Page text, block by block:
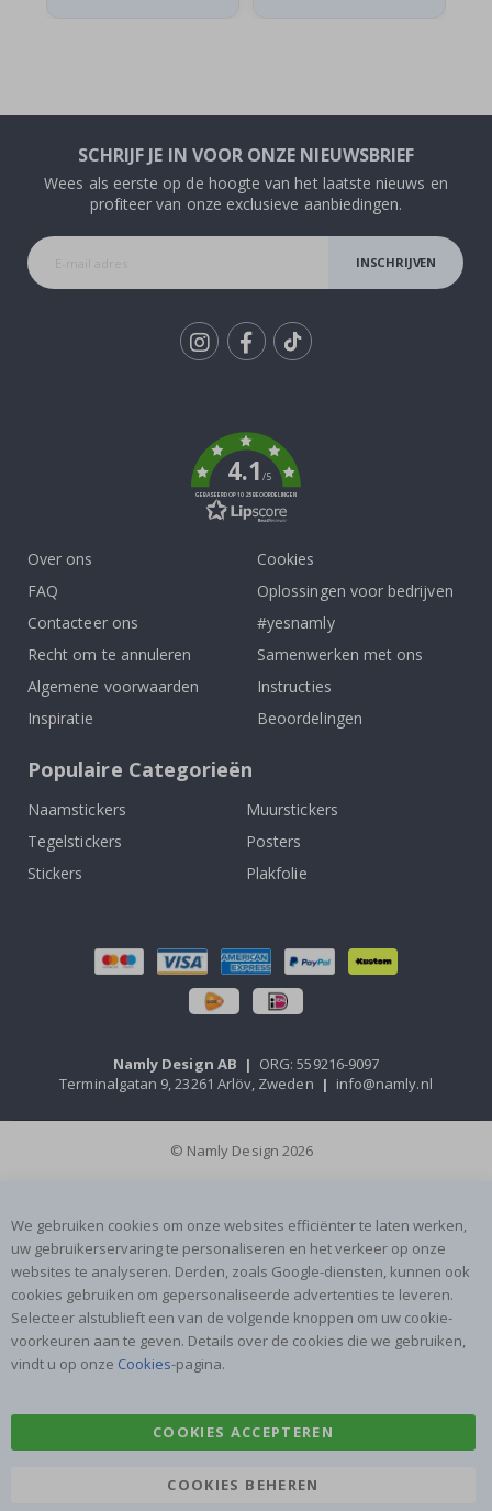
SCHRIJF JE IN VOOR ONZE NIEUWSBRIEF
Wees als eerste op de hoogte van het laatste nieuws en
profiteer van onze exclusieve aanbiedingen.
INSCHRIJVEN
4.1/5
GEBASEERD OP 1025 BEOORDELINGEN
Over ons
FAQ
Contacteer ons
Recht om te annuleren
Algemene voorwaarden
Inspiratie
Cookies
Oplossingen voor bedrijven
#yesnamly
Samenwerken met ons
Instructies
Beoordelingen
Populaire Categorieën
Naamstickers
Muurstickers
Tegelstickers
Posters
Stickers
Plakfolie
Namly Design AB | ORG: 559216-9097
Terminalgatan 9, 23261 Arlöv, Zweden | info@namly.nl
© Namly Design 2026
We gebruiken cookies om onze websites efficiënter te laten werken,
uw gebruikerservaring te personaliseren en het verkeer op onze
websites te analyseren. Derden, zoals Google-diensten, kunnen ook
cookies gebruiken om gepersonaliseerde advertenties te leveren.
Selecteer alstublieft een van de volgende knoppen om uw cookie-
voorkeuren aan te geven. Details over de cookies die we gebruiken,
vindt u op onze Cookies-pagina.
COOKIES ACCEPTEREN
COOKIES BEHEREN